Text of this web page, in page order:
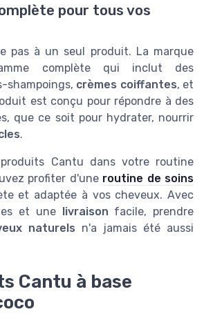
pour tous vos
pas à un seul produit. La marque
complète qui inclut des
shampoings, crèmes coiffantes, et
est conçu pour répondre à des
que ce soit pour hydrater, nourrir
.
Cantu dans votre routine
profiter d'une routine de soins
et adaptée à vos cheveux. Avec
et une livraison facile, prendre
naturels n'a jamais été aussi
Cantu à base